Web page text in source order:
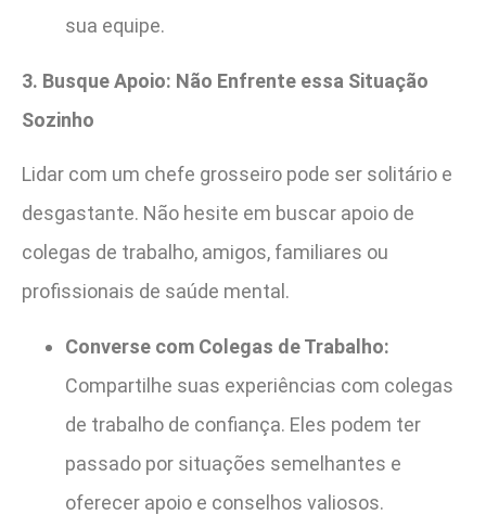
sua equipe.
3. Busque Apoio: Não Enfrente essa Situação
Sozinho
Lidar com um chefe grosseiro pode ser solitário e
desgastante. Não hesite em buscar apoio de
colegas de trabalho, amigos, familiares ou
profissionais de saúde mental.
Converse com Colegas de Trabalho:
Compartilhe suas experiências com colegas
de trabalho de confiança. Eles podem ter
passado por situações semelhantes e
oferecer apoio e conselhos valiosos.